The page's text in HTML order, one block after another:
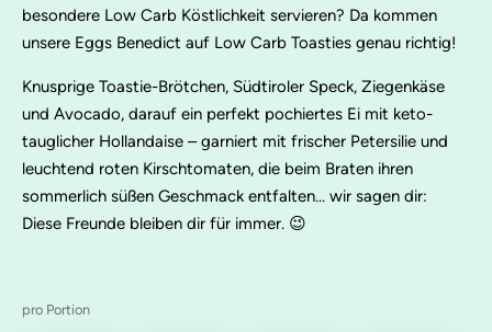
besondere Low Carb Köstlichkeit servieren? Da kommen
unsere Eggs Benedict auf Low Carb Toasties genau richtig!
Knusprige Toastie-Brötchen, Südtiroler Speck, Ziegenkäse
und Avocado, darauf ein perfekt pochiertes Ei mit keto-
tauglicher Hollandaise – garniert mit frischer Petersilie und
leuchtend roten Kirschtomaten, die beim Braten ihren
sommerlich süßen Geschmack entfalten… wir sagen dir:
Diese Freunde bleiben dir für immer. 😉
pro Portion